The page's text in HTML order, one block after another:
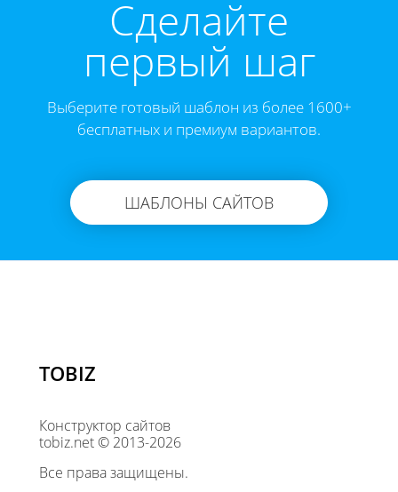
Cделайте
первый шаг
Выберите готовый шаблон из более 1600+
бесплатных и премиум вариантов.
ШАБЛОНЫ САЙТОВ
TOBIZ
Конструктор сайтов
tobiz.net © 2013-2026
Все права защищены.